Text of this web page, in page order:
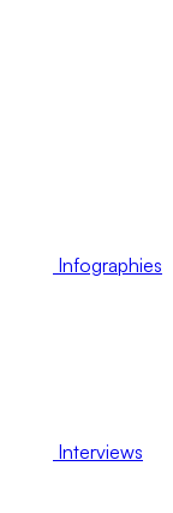
Infographies
Interviews